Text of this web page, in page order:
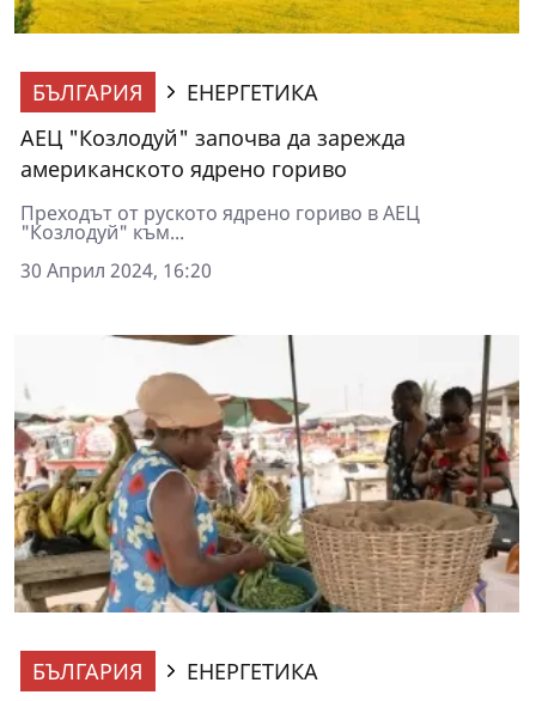
БЪЛГАРИЯ
ЕНЕРГЕТИКА
АЕЦ "Козлодуй" започва да зарежда
американското ядрено гориво
Преходът от руското ядрено гориво в АЕЦ
"Козлодуй" към...
30 Април 2024, 16:20
БЪЛГАРИЯ
ЕНЕРГЕТИКА